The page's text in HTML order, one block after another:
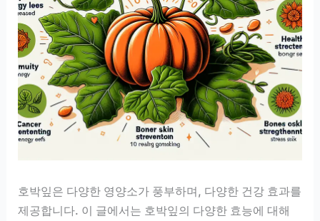
호박잎은 다양한 영양소가 풍부하며, 다양한 건강 효과를
제공합니다. 이 글에서는 호박잎의 다양한 효능에 대해